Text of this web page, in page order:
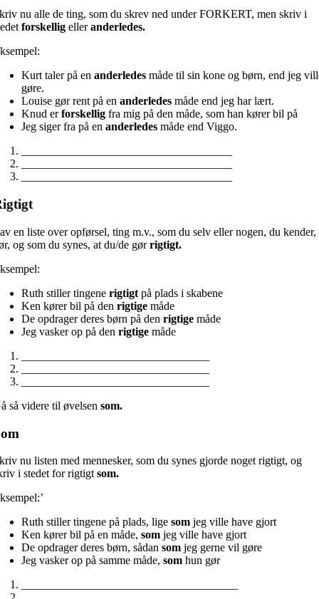
nu alle de ting, som du skrev ned under FORKERT, men skriv i
forskelligelleranderledes.
Kurt taler på enanderledes måde til sin kone og børn, end jeg
gøre.
Louise gør rent på enanderledes måde end jeg har lært.
Knud erforskellig fra mig på den måde, som han kører bil på
Jeg siger fra på enanderledes måde end Viggo.
en liste over opførsel, ting m.v., som du selv eller nogen, du kender,
og som du synes, at du/de gørrigtigt.
Ruth stiller tingenerigtigt på plads i skabene
Ken kører bil på denrigtige måde
De opdrager deres børn på denrigtigemåde
Jeg vasker op på denrigtigemåde
så videre til øvelsensom.
nu listen med mennesker, som du synes gjorde noget rigtigt, og
i stedet for rigtigtsom.
Ruth stiller tingene på plads, ligesom jeg ville have gjort
Ken kører bil på en måde,somjeg ville have gjort
De opdrager deres børn, sådansomjeg gerne vil gøre
Jeg vasker op på samme måde,somhun gør